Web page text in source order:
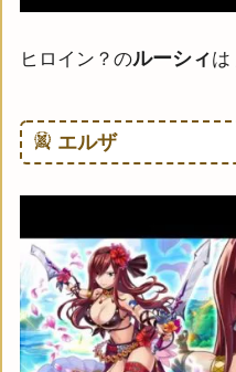
ヒロイン？のルーシィは
エルザ